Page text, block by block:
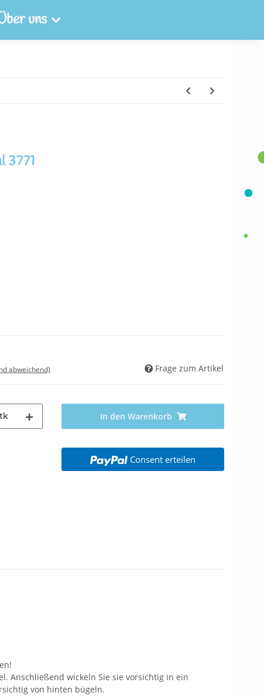
uns
3771
abweichend) Frage zum Artikel
In den Warenkorb
Consent erteilen
Anschließend wickeln Sie sie vorsichtig in ein
von hinten bügeln.